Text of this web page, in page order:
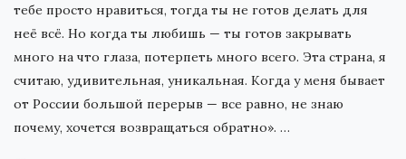
тебе просто нравиться, тогда ты не готов делать для
неё всё. Но когда ты любишь — ты готов закрывать
много на что глаза, потерпеть много всего. Эта страна, я
считаю, удивительная, уникальная. Когда у меня бывает
от России большой перерыв — все равно, не знаю
почему, хочется возвращаться обратно». …